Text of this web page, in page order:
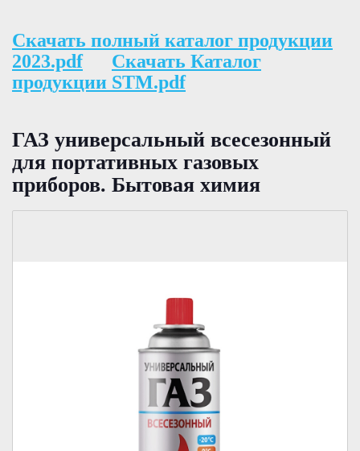
Скачать полный каталог продукции
2023.pdf
Скачать Каталог
продукции STM.pdf
ГАЗ универсальный всесезонный
для портативных газовых
приборов. Бытовая химия